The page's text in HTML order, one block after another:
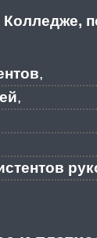
,
,